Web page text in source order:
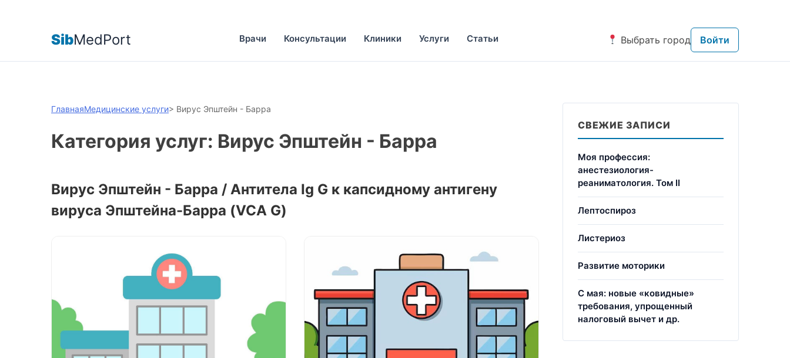
SibMedPort Врачи Консультации Клиники Услуги Статьи Выбрать город Войти
ГлавнаяМедицинские услуги> Вирус Эпштейн - Барра
Категория услуг: Вирус Эпштейн - Барра
Вирус Эпштейн - Барра / Антитела Ig G к капсидному антигену
вируса Эпштейна-Барра (VCA G)
СВЕЖИЕ ЗАПИСИ
Моя профессия:
анестезиология-
реаниматология. Том II
Лептоспироз
Листериоз
Развитие моторики
С мая: новые «ковидные»
требования, упрощенный
налоговый вычет и др.